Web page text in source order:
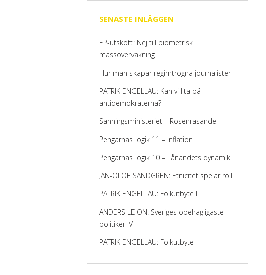
SENASTE INLÄGGEN
EP-utskott: Nej till biometrisk
massövervakning
Hur man skapar regimtrogna journalister
PATRIK ENGELLAU: Kan vi lita på
antidemokraterna?
Sanningsministeriet – Rosenrasande
Pengarnas logik 11 – Inflation
Pengarnas logik 10 – Lånandets dynamik
JAN-OLOF SANDGREN: Etnicitet spelar roll
PATRIK ENGELLAU: Folkutbyte II
ANDERS LEION: Sveriges obehagligaste
politiker IV
PATRIK ENGELLAU: Folkutbyte